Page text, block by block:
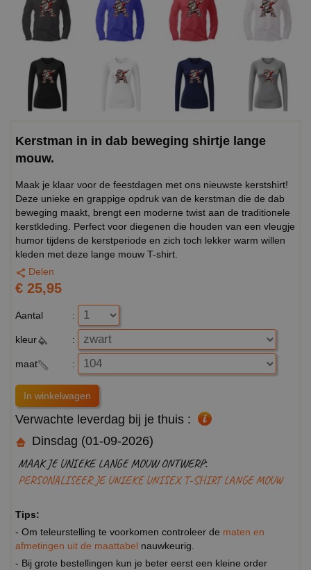
Kerstman in in dab beweging shirtje lange
mouw.
Maak je klaar voor de feestdagen met ons nieuwste kerstshirt!
Deze unieke en grappige opdruk van de kerstman die de dab
beweging maakt, brengt een moderne twist aan de traditionele
kerstkleding. Perfect voor diegenen die houden van een vleugje
humor tijdens de kerstperiode en zich toch lekker warm willen
kleden met deze lange mouw T-shirt.
Delen
€ 25,95
Aantal :
kleur :
maat :
Verwachte leverdag bij je thuis :
Dinsdag (01-09-2026)
MAAK JE UNIEKE LANGE MOUW ONTWERP:
PERSONALISEER JE UNIEKE UNISEX T-SHIRT LANGE MOUW
Tips:
- Om teleurstelling te voorkomen controleer de maten en
afmetingen uit de maattabel nauwkeurig.
- Bij grote bestellingen kun je beter eerst een kleine order